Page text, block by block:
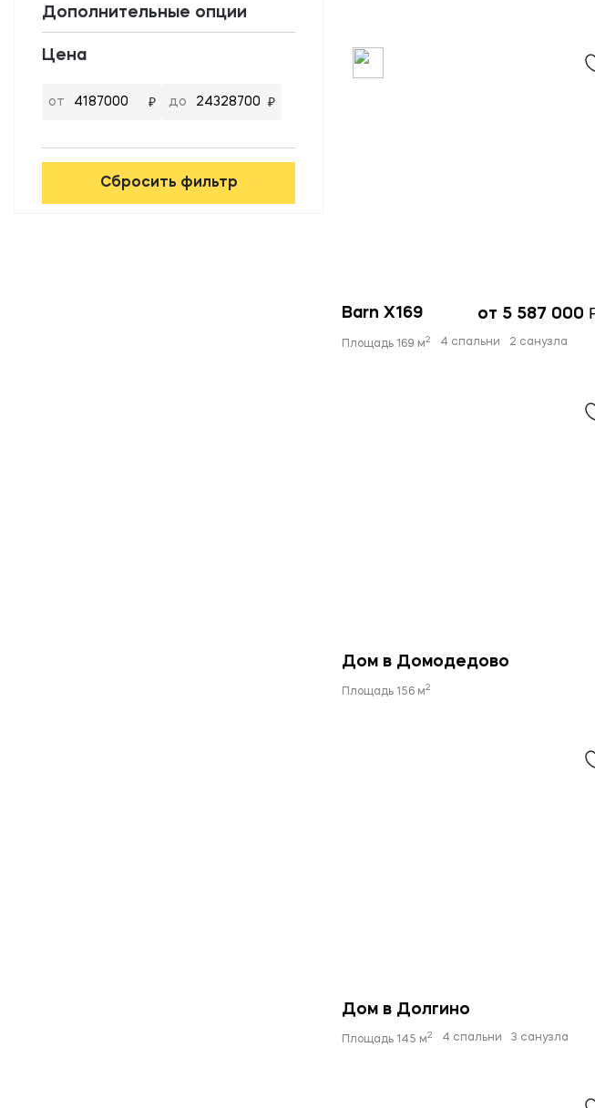
Дополнительные опции
Цена
от ₽ до ₽
Сбросить фильтр
Barn X169 от 5 587 000
Площадь 169 м2 4 спальни 2 санузла
Дом в Домодедово
Площадь 156 м2
Дом в Долгино
Площадь 145 м2 4 спальни 3 санузла